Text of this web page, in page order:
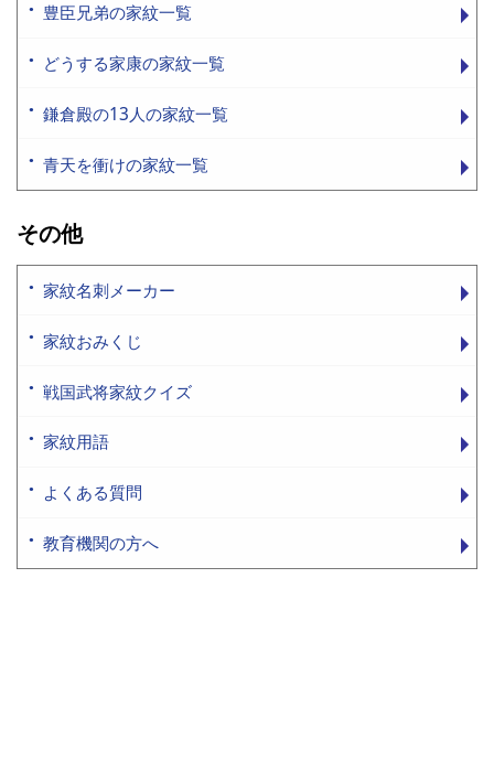
豊臣兄弟の家紋一覧
どうする家康の家紋一覧
鎌倉殿の13人の家紋一覧
青天を衝けの家紋一覧
その他
家紋名刺メーカー
家紋おみくじ
戦国武将家紋クイズ
家紋用語
よくある質問
教育機関の方へ